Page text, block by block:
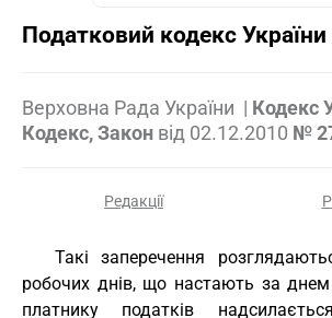
Податковий кодекс України
Верховна Рада України | Кодекс
Кодекс, Закон від 02.12.2010 №
Редакції
Такі заперечення
робочих днів, що настають за
платнику податків